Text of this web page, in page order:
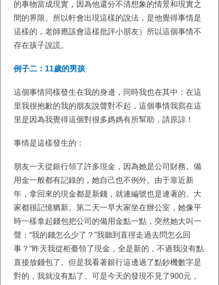
的事物當成現實，因為他還分不清想象的情景和現實之
間的界限。所以軒會出現這樣的說法，是他覺得事情是
這樣的，老師應該會這樣批評小朋友）所以這個事情不
存在孩子說謊。
例子二：11歲的男孩
這個事情同樣發生在我的身邊，同時我也在其中：在這
里我很抱歉的我的朋友說聲對不起，這個事情我寫在這
里是因為我覺得這個對很多媽媽有所幫助，請原諒！
事情是這樣發生的：
朋友一天從銀行領了許多現金，因為她是公司財務。備
用金一般都有記錄的，她自己也不例外。由于靠近新
年，拿回來的現金都是新錢，就連編號也是連著的。大
家都很記憶猶新。第二天一早大家坐在辦公室，她像平
時一樣拿起錢包把公司的備用金點一點，突然她大叫一
聲：“我的錢怎么少了？”我聽到直徑走過去問怎么回
事？“昨天我從柜臺領了現金，全是新的，不過我沒有點
直接放錢包了。但是我看著銀行這邊過了點鈔機數字是
對的，我就沒有點了。可是今天的發現不見了900元，